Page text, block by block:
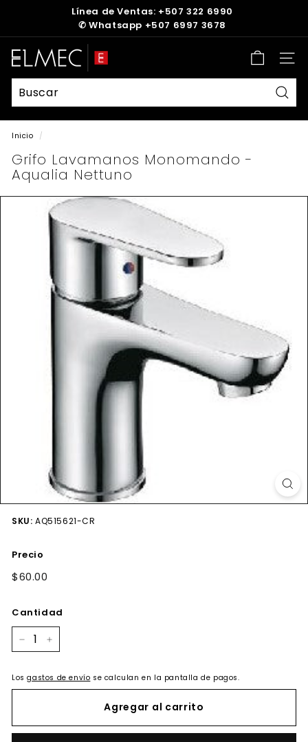
diapositivas
pausa
Línea de Ventas: +507 322 6990
✆ Whatsapp +507 6997 3678
E
L
M
E
C
Inicio /
Grifo Lavamanos Monomando -
Aqualia Nettuno
SKU: AQ515621-CR
Precio
Precio
$60.00
Cantidad
Losgastos de envío se calculan en la pantalla de pagos.
Agregar al carrito